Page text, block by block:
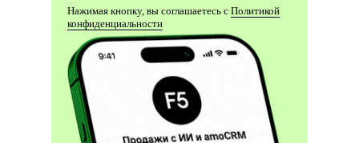
Нажимая кнопку, вы соглашаетесь с Политикой
конфиденциальности